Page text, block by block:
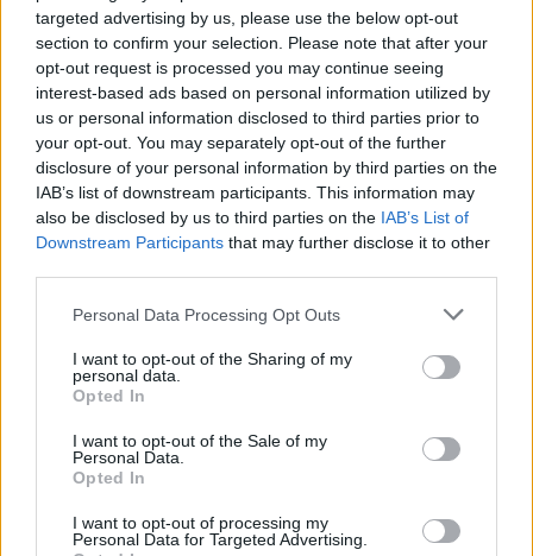
targeted advertising by us, please use the below opt-out
section to confirm your selection. Please note that after your
opt-out request is processed you may continue seeing
interest-based ads based on personal information utilized by
us or personal information disclosed to third parties prior to
your opt-out. You may separately opt-out of the further
disclosure of your personal information by third parties on the
IAB’s list of downstream participants. This information may
also be disclosed by us to third parties on the IAB’s List of
Downstream Participants that may further disclose it to other
Please note that this website/app uses one or more Google
not limited to your visit or usage behaviour. You may click to
grant or deny consent to Google and its third-party tags to
use your data for below specified purposes in below Google
consent section.
Personal Data Processing Opt Outs
I want to opt-out of the Sharing of my
personal data.
Opted In
I want to opt-out of the Sale of my
Personal Data.
Opted In
I want to opt-out of processing my
Personal Data for Targeted Advertising.
SMASH by Meló-Diák: Homok, zene és a nyár legjobb
hangulata – Jön a második forduló! (X)
Július végén folytatódik a balatoni strandröplabda-
sorozat.
Címkék: #remorse: the list #feardemic games
#deppresick
Platformok: Nintendo Switch PC
PlayStation 5
Xbox One Xbox Series X